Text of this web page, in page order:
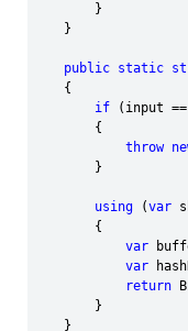
        }
    }
public static
    {
if (input ==
        {
throw
        }
using (var
        {
var
var
return
        }
    }